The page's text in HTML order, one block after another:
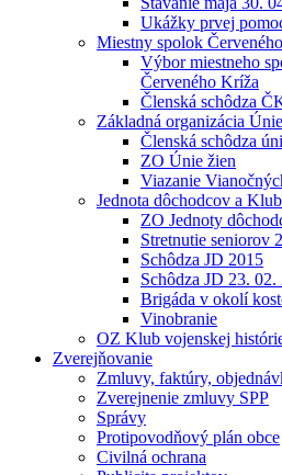
Ukážky prvej
Miestny spolok
Výbor miestneho
Červeného Kríža
Členská schôdza
Základná organizácia
Členská schôdza
ZO Únie žien
Viazanie
Jednota dôchodcov a
ZO Jednoty
Stretnutie seniorov
Schôdza JD 2015
Schôdza JD 23. 02.
Brigáda v okolí
Vinobranie
OZ Klub vojenskej
Zverejňovanie
Zmluvy, faktúry,
Zverejnenie zmluvy SPP
Správy
Protipovodňový plán obce
Civilná ochrana